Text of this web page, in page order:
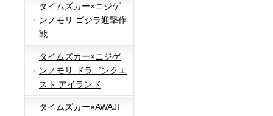
タイムズカー×ニジゲ
ンノモリ ゴジラ迎撃作
戦
タイムズカー×ニジゲ
ンノモリ ドラゴンクエ
スト アイランド
タイムズカー×AWAJI